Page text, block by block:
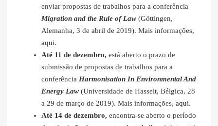
enviar propostas de trabalhos para a conferência
Migration and the Rule of Law (Göttingen,
Alemanha, 3 de abril de 2019). Mais informações,
aqui.
Até 11 de dezembro, está aberto o prazo de
submissão de propostas de trabalhos para a
conferência Harmonisation In Environmental And
Energy Law (Universidade de Hasselt, Bélgica, 28
a 29 de março de 2019). Mais informações, aqui.
Até 14 de dezembro, encontra-se aberto o período